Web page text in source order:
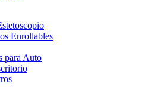
Enrollables
para Auto